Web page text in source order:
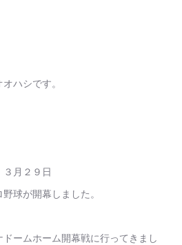
オハシです。
３月２９日
球が開幕しました。
ームホーム開幕戦に行ってきまし